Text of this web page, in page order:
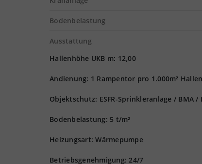
Bodenbelastung
Ausstattung
Hallenhöhe UKB m: 12,00
Andienung: 1 Rampentor pro 1.000m²
Objektschutz: ESFR-Sprinkleranlage / BMA /
Bodenbelastung: 5 t/m²
Heizungsart: Wärmepumpe
Betriebsgenehmigung: 24/7